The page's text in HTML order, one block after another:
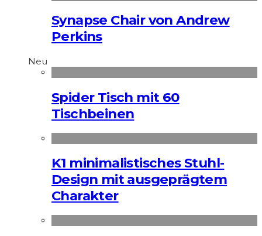
Synapse Chair von Andrew
Perkins
Neu
Spider Tisch mit 60
Tischbeinen
K1 minimalistisches Stuhl-
Design mit ausgeprägtem
Charakter